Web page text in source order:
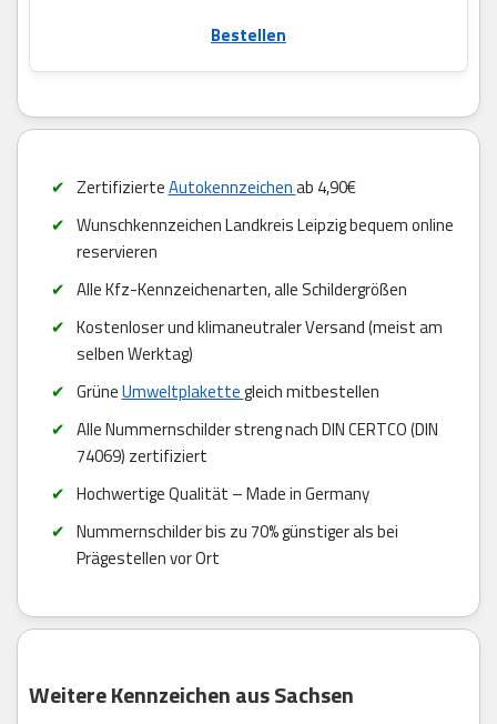
Bestellen
ZertifizierteAutokennzeichenab 4,90€
Wunschkennzeichen Landkreis Leipzig bequem online
reservieren
Alle Kfz-Kennzeichenarten, alle Schildergrößen
Kostenloser und klimaneutraler Versand (meist am
selben Werktag)
GrüneUmweltplakettegleich mitbestellen
Alle Nummernschilder streng nach DIN CERTCO (DIN
74069) zertifiziert
Hochwertige Qualität – Made in Germany
Nummernschilder bis zu 70% günstiger als bei
Prägestellen vor Ort
Weitere Kennzeichen aus Sachsen